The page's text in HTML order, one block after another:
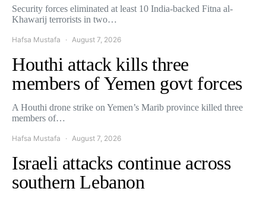
Security forces eliminated at least 10 India-backed Fitna al-
Khawarij terrorists in two…
Hafsa Mustafa August 7, 2026
Houthi attack kills three
members of Yemen govt forces
A Houthi drone strike on Yemen’s Marib province killed three
members of…
Hafsa Mustafa August 7, 2026
Israeli attacks continue across
southern Lebanon